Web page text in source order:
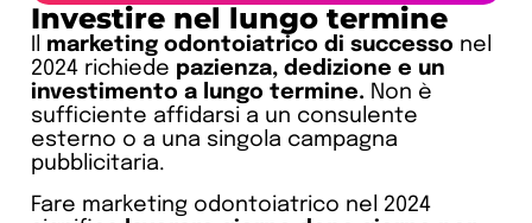
Investire nel lungo termine
marketing odontoiatrico di successo nel
2024 richiede pazienza, dedizione e un
investimento a lungo termine. Non è
sufficiente affidarsi a un consulente
esterno o a una singola campagna
pubblicitaria.
Fare marketing odontoiatrico nel 2024